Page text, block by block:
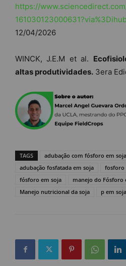
https://
12/04/2026
WINCK, J.E.M et al.
altas produtividades. 3era
TAGS
adubação com fósforo em soja
adubação fosfatada em soja
fosforo
fósforo em soja
manejo do Fósforo
Manejo nutricional da soja
p em soja